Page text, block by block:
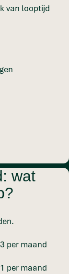
van looptijd
wat
per maand
per maand